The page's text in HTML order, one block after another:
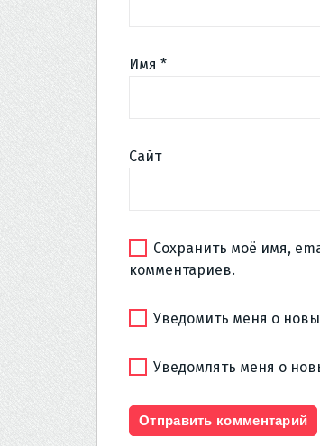
Имя *
Сайт
Сохранить моё имя,
комментариев.
Уведомить меня о
Уведомлять меня о